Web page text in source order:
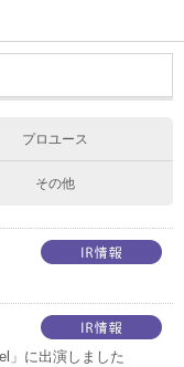
プロユース
その他
」に出演しました